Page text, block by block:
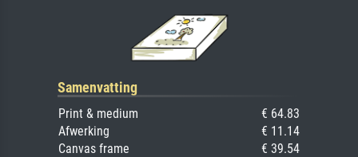
Samenvatting
Print & medium
€ 64.83
Afwerking
€ 11.14
Canvas frame
€ 39.54